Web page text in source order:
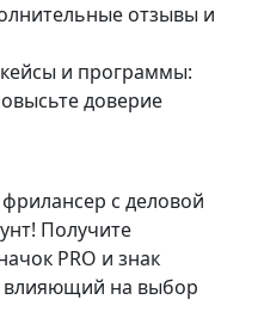
отзывы и
и программы:
доверие
с деловой
Получите
PRO и знак
влияющий на выбор